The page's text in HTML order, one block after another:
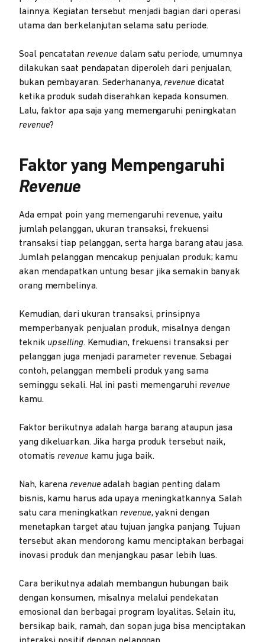
lainnya. Kegiatan tersebut menjadi bagian dari operasi
utama dan berkelanjutan selama satu periode.
Soal pencatatan revenuedalam satu periode, umumnya
dilakukan saat pendapatan diperoleh dari penjualan,
bukan pembayaran. Sederhananya,revenue dicatat
ketika produk sudah diserahkan kepada konsumen.
Lalu, faktor apa saja yang memengaruhi peningkatan
revenue?
Faktor yang Mempengaruhi
Revenue
Ada empat poin yang memengaruhi revenue, yaitu
jumlah pelanggan, ukuran transaksi, frekuensi
transaksi tiap pelanggan, serta harga barang atau jasa.
Jumlah pelanggan mencakup penjualan produk; kamu
akan mendapatkan untung besar jika semakin banyak
orang membelinya.
Kemudian, dari ukuran transaksi, prinsipnya
memperbanyak penjualan produk, misalnya dengan
teknik upselling. Kemudian, frekuensi transaksi per
pelanggan juga menjadi parameter revenue. Sebagai
contoh, pelanggan membeli produk yang sama
seminggu sekali. Hal ini pasti memengaruhi revenue
kamu.
Faktor berikutnya adalah harga barang ataupun jasa
yang dikeluarkan. Jika harga produk tersebut naik,
otomatisrevenue kamu juga baik.
Nah, karenarevenue adalah bagian penting dalam
bisnis, kamu harus ada upaya meningkatkannya. Salah
satu cara meningkatkanrevenue, yakni dengan
menetapkan target atau tujuan jangka panjang. Tujuan
tersebut akan mendorong kamu menciptakan berbagai
inovasi produk dan menjangkau pasar lebih luas.
Cara berikutnya adalah membangun hubungan baik
dengan konsumen, misalnya melalui pendekatan
emosional dan berbagai program loyalitas. Selain itu,
bersikap baik, ramah, dan sopan juga bisa menciptakan